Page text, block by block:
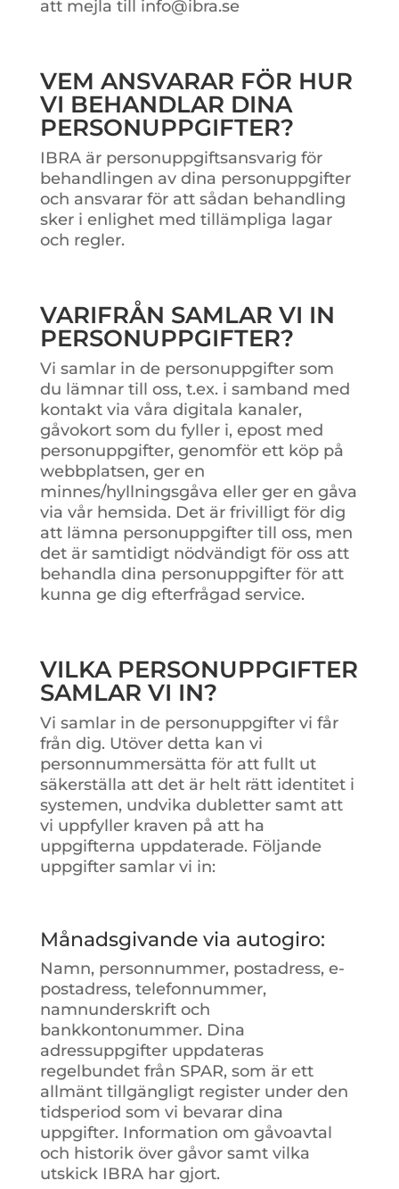
att mejla till info@ibra.se
VEM ANSVARAR FÖR HUR
VI BEHANDLAR DINA
PERSONUPPGIFTER?
IBRA är personuppgiftsansvarig för
behandlingen av dina personuppgifter
och ansvarar för att sådan behandling
sker i enlighet med tillämpliga lagar
och regler.
VARIFRÅN SAMLAR VI IN
PERSONUPPGIFTER?
Vi samlar in de personuppgifter som
du lämnar till oss, t.ex. i samband med
kontakt via våra digitala kanaler,
gåvokort som du fyller i, epost med
personuppgifter, genomför ett köp på
webbplatsen, ger en
minnes/hyllningsgåva eller ger en gåva
via vår hemsida. Det är frivilligt för dig
att lämna personuppgifter till oss, men
det är samtidigt nödvändigt för oss att
behandla dina personuppgifter för att
kunna ge dig efterfrågad service.
VILKA PERSONUPPGIFTER
SAMLAR VI IN?
Vi samlar in de personuppgifter vi får
från dig. Utöver detta kan vi
personnummersätta för att fullt ut
säkerställa att det är helt rätt identitet i
systemen, undvika dubletter samt att
vi uppfyller kraven på att ha
uppgifterna uppdaterade. Följande
uppgifter samlar vi in:
Månadsgivande via autogiro:
Namn, personnummer, postadress, e-
postadress, telefonnummer,
namnunderskrift och
bankkontonummer. Dina
adressuppgifter uppdateras
regelbundet från SPAR, som är ett
allmänt tillgängligt register under den
tidsperiod som vi bevarar dina
uppgifter. Information om gåvoavtal
och historik över gåvor samt vilka
utskick IBRA har gjort.